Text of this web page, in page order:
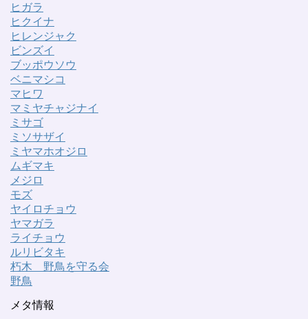
ヒガラ
ヒクイナ
ヒレンジャク
ビンズイ
ブッポウソウ
ベニマシコ
マヒワ
マミヤチャジナイ
ミサゴ
ミソサザイ
ミヤマホオジロ
ムギマキ
メジロ
モズ
ヤイロチョウ
ヤマガラ
ライチョウ
ルリビタキ
朽木 野鳥を守る会
野鳥
メタ情報